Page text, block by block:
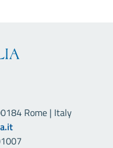
Rome | Italy